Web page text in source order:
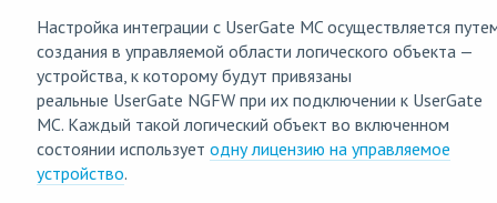
Настройка интеграции с UserGate MC осуществляется
создания в управляемой области логического объекта —
устройства, к которому будут привязаны
реальные UserGate NGFW при их подключении к UserGate
MC. Каждый такой логический объект во включенном
состоянии использует одну лицензию на управляемое
устройство.